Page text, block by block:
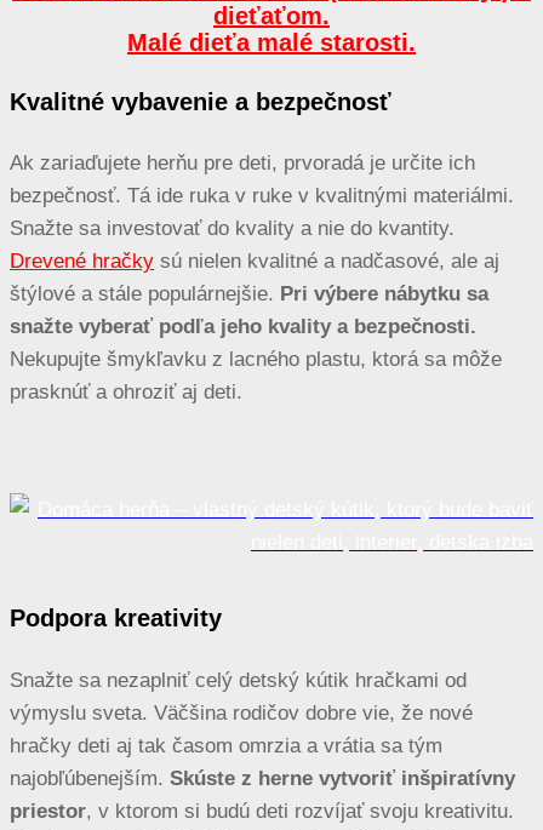
dieťaťom.
Malé dieťa malé starosti.
Kvalitné vybavenie a bezpečnosť
Ak zariaďujete herňu pre deti, prvoradá je určite ich
bezpečnosť. Tá ide ruka v ruke v kvalitnými materiálmi.
Snažte sa investovať do kvality a nie do kvantity.
Drevené hračky sú nielen kvalitné a nadčasové, ale aj
štýlové a stále populárnejšie. Pri výbere nábytku sa
snažte vyberať podľa jeho kvality a bezpečnosti.
Nekupujte šmykľavku z lacného plastu, ktorá sa môže
prasknúť a ohroziť aj deti.
Podpora kreativity
Snažte sa nezaplniť celý detský kútik hračkami od
výmyslu sveta. Väčšina rodičov dobre vie, že nové
hračky deti aj tak časom omrzia a vrátia sa tým
najobľúbenejším. Skúste z herne vytvoriť inšpiratívny
priestor, v ktorom si budú deti rozvíjať svoju kreativitu.